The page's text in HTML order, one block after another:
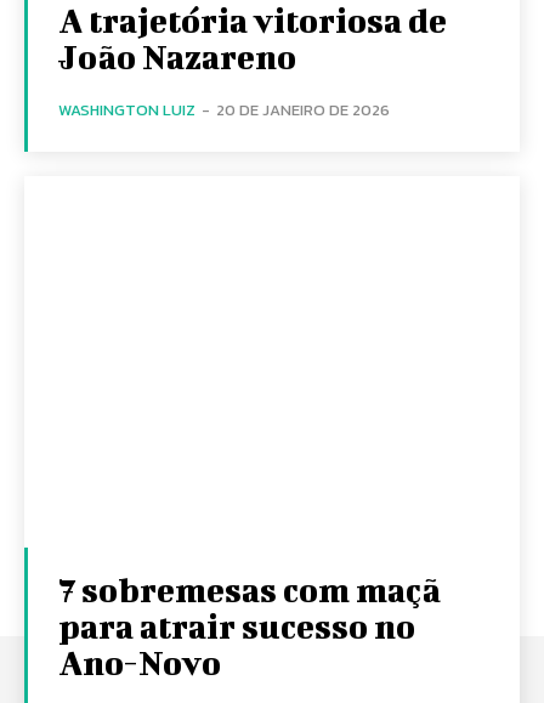
A trajetória vitoriosa de
João Nazareno
WASHINGTON LUIZ - 20 DE JANEIRO DE 2026
7 sobremesas com maçã
para atrair sucesso no
Ano-Novo